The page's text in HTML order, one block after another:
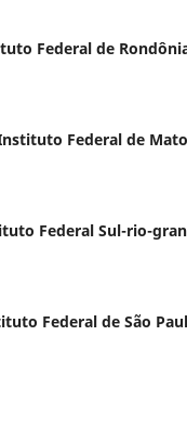
Federal de
Federal de
Federal Sul-rio-
Federal de São